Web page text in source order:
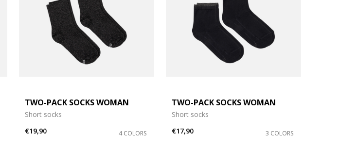
TWO-PACK SOCKS WOMAN
Short socks
€19,90
4 COLORS
TWO-PACK SOCKS WOMAN
Short socks
€17,90
3 COLORS